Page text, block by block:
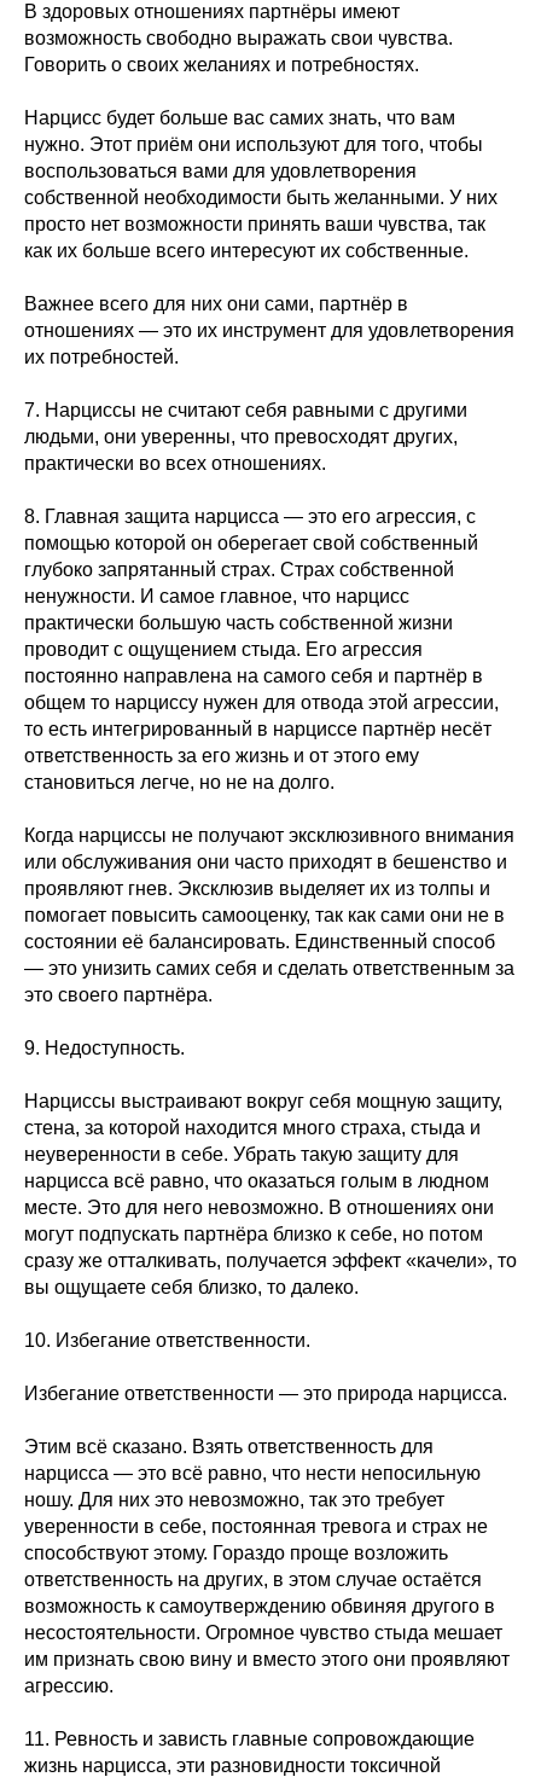
В здоровых отношениях партнёры имеют
возможность свободно выражать свои чувства.
Говорить о своих желаниях и потребностях.
Нарцисс будет больше вас самих знать, что вам
нужно. Этот приём они используют для того, чтобы
воспользоваться вами для удовлетворения
собственной необходимости быть желанными. У них
просто нет возможности принять ваши чувства, так
как их больше всего интересуют их собственные.
Важнее всего для них они сами, партнёр в
отношениях — это их инструмент для удовлетворения
их потребностей.
7. Нарциссы не считают себя равными с другими
людьми, они уверенны, что превосходят других,
практически во всех отношениях.
8. Главная защита нарцисса — это его агрессия, с
помощью которой он оберегает свой собственный
глубоко запрятанный страх. Страх собственной
ненужности. И самое главное, что нарцисс
практически большую часть собственной жизни
проводит с ощущением стыда. Его агрессия
постоянно направлена на самого себя и партнёр в
общем то нарциссу нужен для отвода этой агрессии,
то есть интегрированный в нарциссе партнёр несёт
ответственность за его жизнь и от этого ему
становиться легче, но не на долго.
Когда нарциссы не получают эксклюзивного внимания
или обслуживания они часто приходят в бешенство и
проявляют гнев. Эксклюзив выделяет их из толпы и
помогает повысить самооценку, так как сами они не в
состоянии её балансировать. Единственный способ
— это унизить самих себя и сделать ответственным за
это своего партнёра.
9. Недоступность.
Нарциссы выстраивают вокруг себя мощную защиту,
стена, за которой находится много страха, стыда и
неуверенности в себе. Убрать такую защиту для
нарцисса всё равно, что оказаться голым в людном
месте. Это для него невозможно. В отношениях они
могут подпускать партнёра близко к себе, но потом
сразу же отталкивать, получается эффект «качели», то
вы ощущаете себя близко, то далеко.
10. Избегание ответственности.
Избегание ответственности — это природа нарцисса.
Этим всё сказано. Взять ответственность для
нарцисса — это всё равно, что нести непосильную
ношу. Для них это невозможно, так это требует
уверенности в себе, постоянная тревога и страх не
способствуют этому. Гораздо проще возложить
ответственность на других, в этом случае остаётся
возможность к самоутверждению обвиняя другого в
несостоятельности. Огромное чувство стыда мешает
им признать свою вину и вместо этого они проявляют
агрессию.
11. Ревность и зависть главные сопровождающие
жизнь нарцисса, эти разновидности токсичной